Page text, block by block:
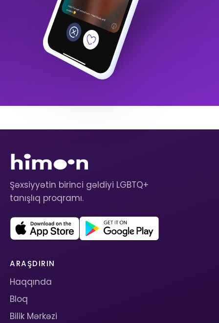
Şəxsiyyətin birinci gəldiyi LGBTQ+
tanışlıq proqramı.
ARAŞDIRIN
Haqqında
Bloq
Bilik Mərkəzi